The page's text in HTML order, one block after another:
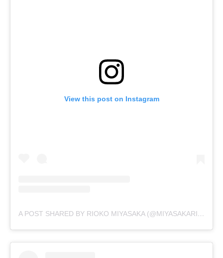
View this post on Instagram
A POST SHARED BY RIOKO MIYASAKA (@MIYASAKARIOKO)